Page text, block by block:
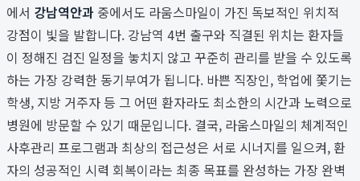
에서 강남역안과 중에서도 라움스마일이 가진 독보적인 위치적
강점이 빛을 발합니다. 강남역 4번 출구와 직결된 위치는 환자들
이 정해진 검진 일정을 놓치지 않고 꾸준히 관리를 받을 수 있도록
하는 가장 강력한 동기부여가 됩니다. 바쁜 직장인, 학업에 쫓기는
학생, 지방 거주자 등 그 어떤 환자라도 최소한의 시간과 노력으로
병원에 방문할 수 있기 때문입니다. 결국, 라움스마일의 체계적인
사후관리 프로그램과 최상의 접근성은 서로 시너지를 일으켜, 환
자의 성공적인 시력 회복이라는 최종 목표를 완성하는 가장 완벽